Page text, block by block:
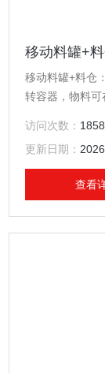
移动料罐+
移动料罐+料仓
转容器，物料可
药品生产的GMP
访问次数： 1858
更新日期：
查看